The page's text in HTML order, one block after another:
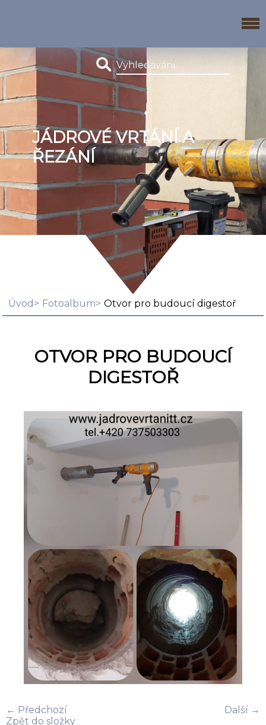
JÁDROVÉ VRTÁNÍ A
ŘEZÁNÍ
Úvod Fotoalbum Otvor pro budoucí digestoř
OTVOR PRO BUDOUCÍ
DIGESTOŘ
← Předchozí
Další →
Zpět do složky